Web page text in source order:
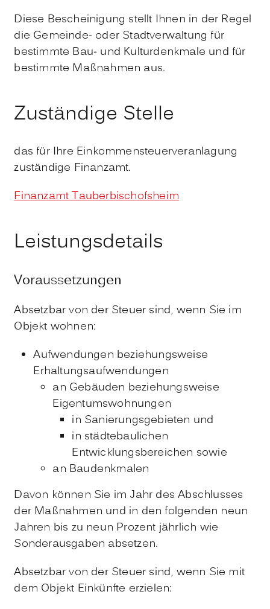
Diese Bescheinigung stellt Ihnen in der Regel
die Gemeinde- oder Stadtverwaltung für
bestimmte Bau- und Kulturdenkmale und für
bestimmte Maßnahmen aus.
Zuständige Stelle
das für Ihre Einkommensteuerveranlagung
zuständige Finanzamt.
Finanzamt Tauberbischofsheim
Leistungsdetails
Voraussetzungen
Absetzbar von der Steuer sind, wenn Sie im
Objekt wohnen:
Aufwendungen beziehungsweise
Erhaltungsaufwendungen
an Gebäuden beziehungsweise
Eigentumswohnungen
in Sanierungsgebieten und
in städtebaulichen
Entwicklungsbereichen sowie
an Baudenkmalen
Davon können Sie im Jahr des Abschlusses
der Maßnahmen und in den folgenden neun
Jahren bis zu neun Prozent jährlich wie
Sonderausgaben absetzen.
Absetzbar von der Steuer sind, wenn Sie mit
dem Objekt Einkünfte erzielen: